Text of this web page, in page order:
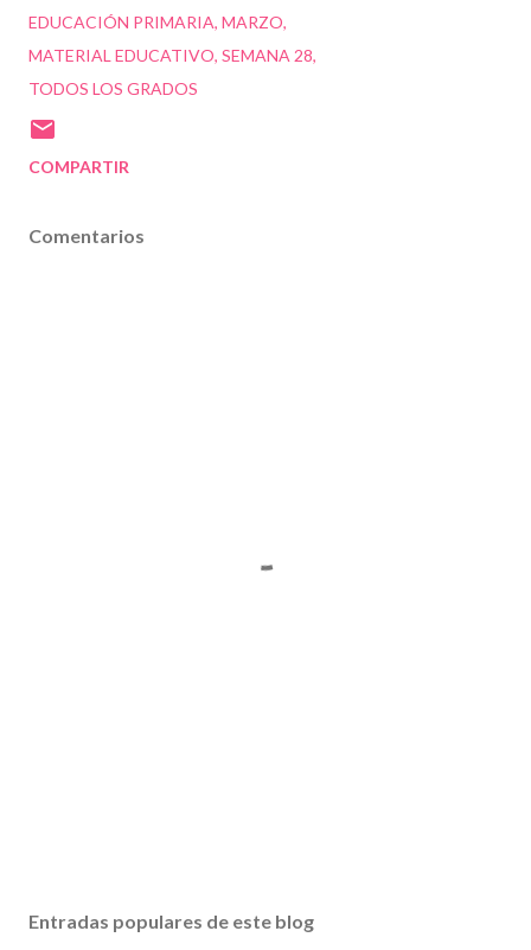
EDUCACIÓN PRIMARIA MARZO
MATERIAL EDUCATIVO SEMANA 28
TODOS LOS GRADOS
COMPARTIR
Comentarios
Entradas populares de este blog